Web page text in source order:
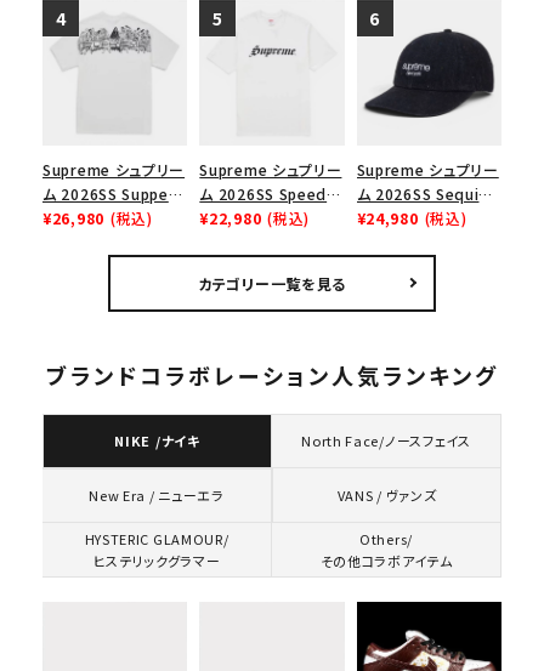
Cap ウォッシュド チ
ノツイル キャンプキャ
ップ ブラック
ブラック
ックスTシャツ ブラッ
ク
Supreme シュプリー
ム 2026SS Supper
Tee サパーTシャツ
¥26,980 (税込)
Supreme シュプリー
ム 2026SS Speed
Tee スピードTシャツ
¥22,980 (税込)
Supreme シュプリー
ム 2026SS Sequin
Denim Classic
シックロゴ 6パネルキ
ャップ ブラック
¥24,980 (税込)
カテゴリー一覧を見る
ブランドコラボレーション人気ランキング
NIKE /ナイキ North Face/ノースフェイス
New Era / ニューエラ VANS / ヴァンズ
HYSTERIC GLAMOUR/
ヒステリックグラマー
Others/
その他コラボアイテム